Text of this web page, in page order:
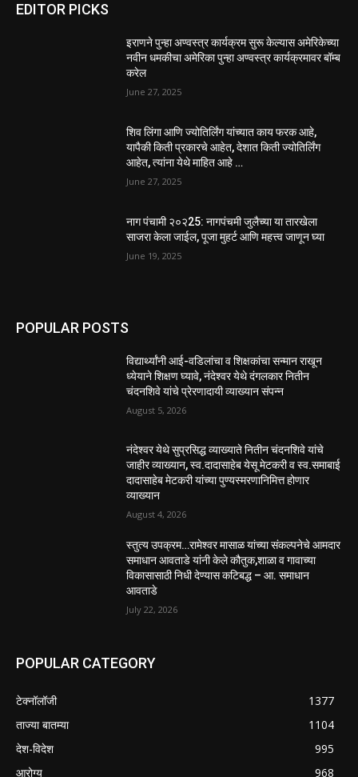
EDITOR PICKS
इराणने पुन्हा अण्वस्त्र कार्यक्रम सुरू केल्यास अमेरिकेच्या
नवीन धमकीचा अमेरिका पुन्हा अण्वस्त्र कार्यक्रमावर बॉम्ब
करेल
June 27, 2025
शिव लिंगा आणि ज्योतिर्लिंग यांच्यात काय फरक आहे,
यापैकी किती प्रकारचे आहेत, देशात किती ज्योतिर्लिंग
आहेत, त्यांना येथे माहित आहे …
June 27, 2025
नाग पंचामी २०२25: नागपंचमी जुलैच्या या तारखेला
साजरा केला जाईल, पूजा मुहर्ट आणि महत्त्व जाणून घ्या
June 19, 2025
POPULAR POSTS
विद्यार्थ्यांनी आई-वडिलांचा व शिक्षकांचा सन्मान राखून
ध्येयाने शिक्षण घ्यावे, नंदेश्वर येथे दंगलकार नितीन
चंदनशिवे यांचे प्रेरणादायी व्याख्यान संपन्न
August 5, 2026
नंदेश्वर येथे सुप्रसिद्ध व्याख्याते नितीन चंदनशिवे यांचे
जाहीर व्याख्यान, स्व.दादासाहेब येसू मेटकरी व स्व.समाबाई
दादासाहेब मेटकरी यांच्या पुण्यस्मरणानिमित्त होणार
व्याख्यान
August 4, 2026
स्तुत्य उपक्रम…रामेश्वर मासाळ यांच्या संकल्पनेचे आमदार
समाधान आवताडे यांनी केले कौतुक,शाळा व गावाच्या
विकासासाठी निधी देण्यास कटिबद्ध – आ. समाधान
आवताडे
July 22, 2026
POPULAR CATEGORY
टेक्नॉलॉजी
1377
ताज्या बातम्या
1104
देश-विदेश
995
आरोग्य
968